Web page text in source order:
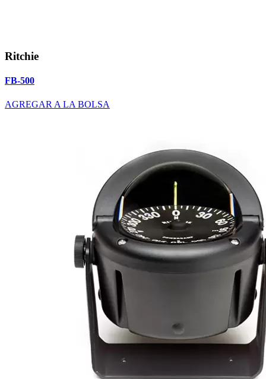
Ritchie
FB-500
AGREGAR A LA BOLSA